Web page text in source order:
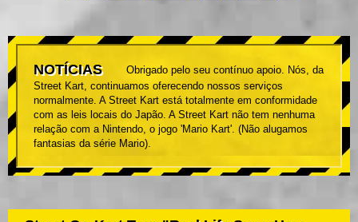
NOTÍCIAS
Obrigado pelo seu contínuo apoio. Nós, da
Street Kart, continuamos oferecendo nossos serviços
normalmente. A Street Kart está totalmente em conformidade
com as leis locais do Japão. A Street Kart não tem nenhuma
relação com a Nintendo, o jogo 'Mario Kart'. (Não alugamos
fantasias da série Mario).